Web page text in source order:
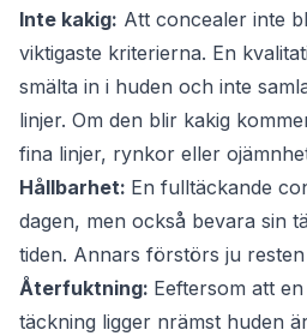
Inte kakig: Att concealer inte
viktigaste kriterierna. En
smälta in i huden och inte
linjer. Om den blir kakig
fina linjer, rynkor eller
Hållbarhet: En fulltäckande
dagen, men också bevara sin
tiden. Annars förstörs ju
Återfuktning: Eeftersom att
täckning ligger nrämst huden